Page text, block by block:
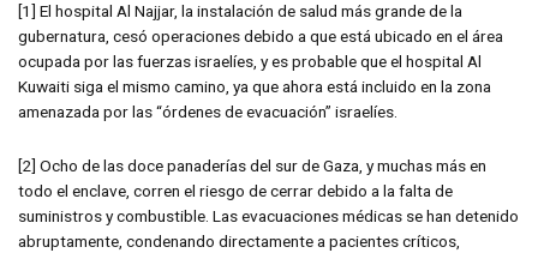
[1] El hospital Al Najjar, la instalación de salud más grande de la
gubernatura, cesó operaciones debido a que está ubicado en el área
ocupada por las fuerzas israelíes, y es probable que el hospital Al
Kuwaiti siga el mismo camino, ya que ahora está incluido en la zona
amenazada por las “órdenes de evacuación” israelíes.
[2] Ocho de las doce panaderías del sur de Gaza, y muchas más en
todo el enclave, corren el riesgo de cerrar debido a la falta de
suministros y combustible. Las evacuaciones médicas se han detenido
abruptamente, condenando directamente a pacientes críticos,